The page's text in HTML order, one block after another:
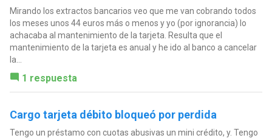
Mirando los extractos bancarios veo que me van cobrando todos
los meses unos 44 euros más o menos y yo (por ignorancia) lo
achacaba al mantenimiento de la tarjeta. Resulta que el
mantenimiento de la tarjeta es anual y he ido al banco a cancelar
la...
1 respuesta
Cargo tarjeta débito bloqueó por perdida
Tengo un préstamo con cuotas abusivas un mini crédito, y. Tengo